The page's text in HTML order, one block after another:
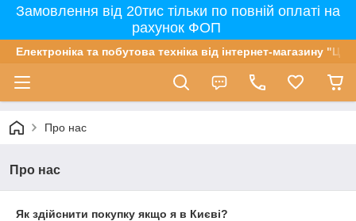
Замовлення від 20тис тільки по повній оплаті на
рахунок ФОП
Електроніка та побутова техніка від інтернет-магазину
Про нас
Про нас
Як здійснити покупку якщо я в Києві?